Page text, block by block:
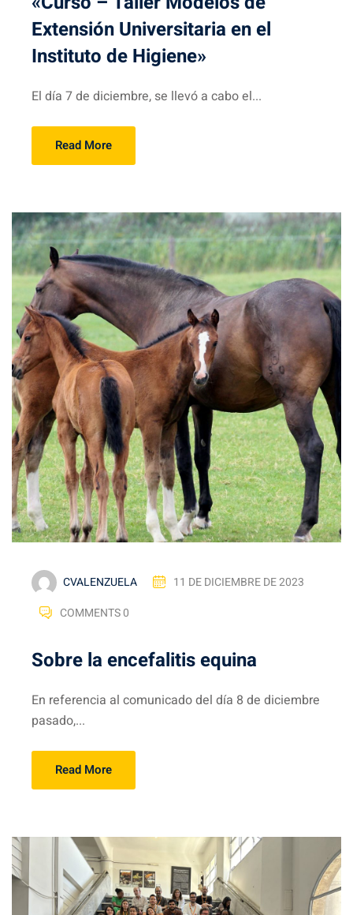
Extensión Universitaria en el
Instituto de Higiene»
El día 7 de diciembre, se llevó a cabo el...
Read More
CVALENZUELA
11 DE DICIEMBRE DE 2023
COMMENTS 0
Sobre la encefalitis equina
En referencia al comunicado del día 8 de diciembre
pasado,...
Read More